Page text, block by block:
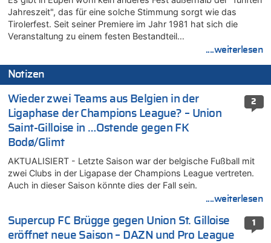
Jahreszeit", das für eine solche Stimmung sorgt wie das
Tirolerfest. Seit seiner Premiere im Jahr 1981 hat sich die
Veranstaltung zu einem festen Bestandteil…
....weiterlesen
Notizen
2
Wieder zwei Teams aus Belgien in der
Ligaphase der Champions League? – Union
Saint-Gilloise in …Ostende gegen FK
Bodø/Glimt
AKTUALISIERT - Letzte Saison war der belgische Fußball mit
zwei Clubs in der Ligapase der Champions League vertreten.
Auch in dieser Saison könnte dies der Fall sein.
....weiterlesen
1
Supercup FC Brügge gegen Union St. Gilloise
eröffnet neue Saison – DAZN und Pro League